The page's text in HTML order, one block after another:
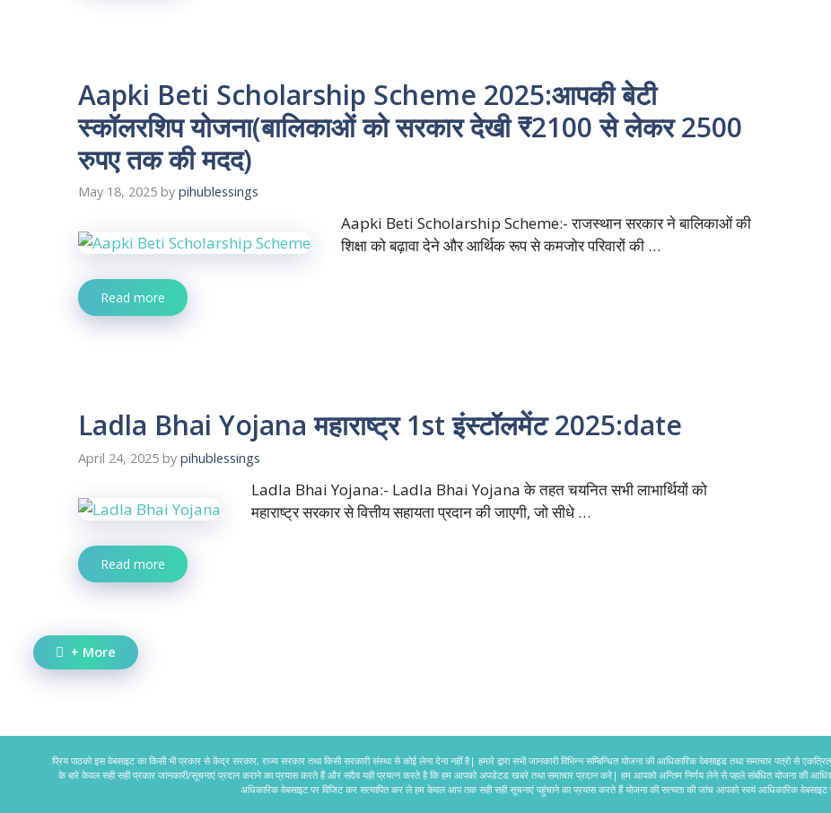
Aapki Beti Scholarship Scheme 2025:आपकी बेटी
स्कॉलरशिप योजना(बालिकाओं को सरकार देखी ₹2100 से लेकर 2500
रुपए तक की मदद)
May 18, 2025 by pihublessings
Aapki Beti Scholarship Scheme:- राजस्थान सरकार ने बालिकाओं की
शिक्षा को बढ़ावा देने और आर्थिक रूप से कमजोर परिवारों की …
Read more
Ladla Bhai Yojana महाराष्ट्र 1st इंस्टॉलमेंट 2025:date
April 24, 2025 by pihublessings
Ladla Bhai Yojana:- Ladla Bhai Yojana के तहत चयनित सभी लाभार्थियों को
महाराष्ट्र सरकार से वित्तीय सहायता प्रदान की जाएगी, जो सीधे …
Read more
+ More
प्रिय पाठको इस वेबसाइट का किसी भी प्रकार से केंद्र सरकार, राज्य सरकार तथा किसी सरकारी संस्था से कोई लेना देना नहीं है| हमारे द्वारा सभी जानकारी विभिन्न सम्बिन्धित योजना की आधिकारिक वेबसाइड तथा समाचार पत्रो से
के बारे केवल सही सही प्रकार जानकारी/सूचनाएं प्रदान कराने का प्रयास करते हैं और सदैव यही प्रयत्न करते है कि हम आपको अपडेटड खबरे तथा समाचार प्रदान करे| हम आपको अन्तिम निर्णय लेने से पहले संबंधित योजना की
अधिकारिक वेबसाइट पर विजिट कर सत्यापित कर ले हम केवल आप तक सही सही सूचनाएं पहुंचाने का प्रयास करते हैं योजना की सत्यता की जांच आपको स्वयं आधिकारिक वेबसाइट